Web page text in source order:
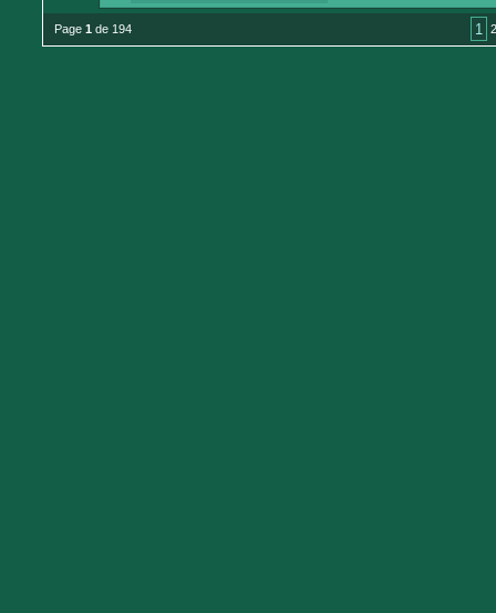
Page 1 de 194 1 2